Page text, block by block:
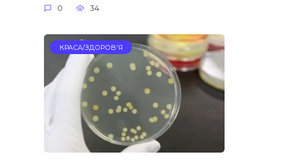
0 34
КРАСА/ЗДОРОВ'Я